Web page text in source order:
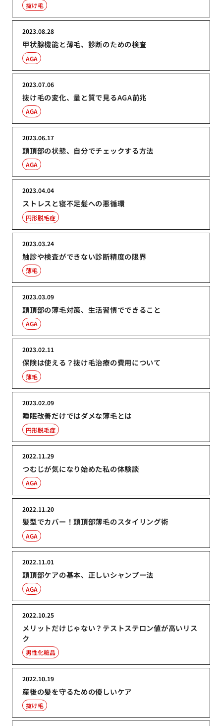
抜け毛
甲状腺機能と薄毛、診断のための検査
2023.08.28
AGA
抜け毛の変化、量と質で見るAGA前兆
2023.07.06
AGA
頭頂部の状態、自分でチェックする方法
2023.06.17
AGA
ストレスと寝不足髪への悪循環
2023.04.04
円形脱毛症
触診や検査ができない診断精度の限界
2023.03.24
薄毛
頭頂部の薄毛対策、生活習慣でできること
2023.03.09
AGA
保険は使える？抜け毛治療の費用について
2023.02.11
薄毛
睡眠改善だけではダメな薄毛とは
2023.02.09
円形脱毛症
つむじが気になり始めた私の体験談
2022.11.29
AGA
髪型でカバー！頭頂部薄毛のスタイリング術
2022.11.20
AGA
頭頂部ケアの基本、正しいシャンプー法
2022.11.01
AGA
メリットだけじゃない？テストステロン値が高いリス
ク
2022.10.25
男性化粧品
産後の髪を守るための優しいケア
2022.10.19
抜け毛